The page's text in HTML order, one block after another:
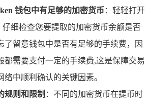
钱包中有足够的加密货币 ：轻轻打开
仔细检查您要提取的加密货币余额是否
了留意钱包中是否有足够的手续费，因
都需要支付一定的手续费,这是保障交易
络中顺利确认的关键因素。
规则和限制 ：不同的加密货币在提币时